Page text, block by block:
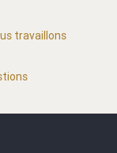
travaillons